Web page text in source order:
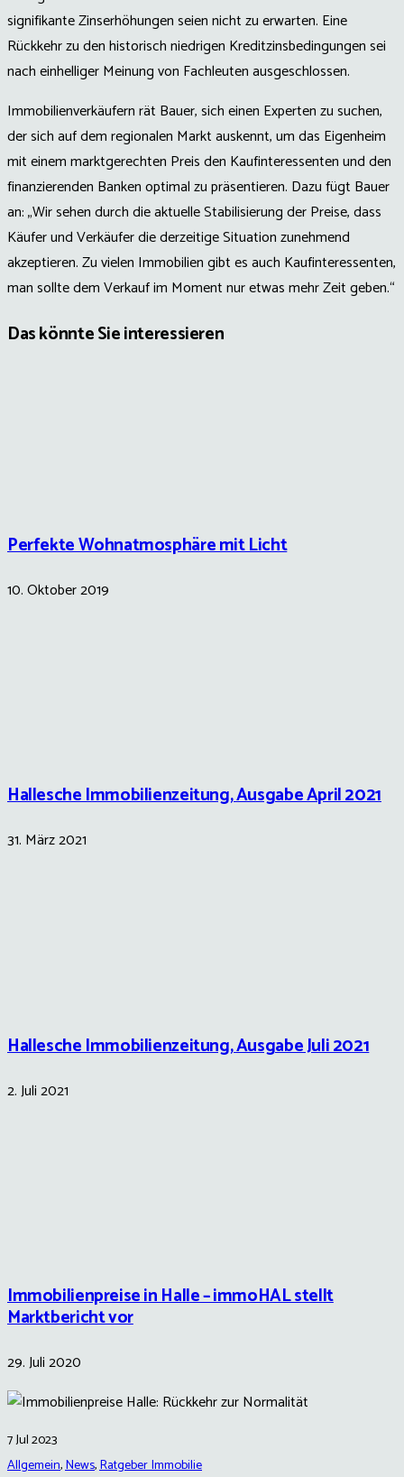
signifikante Zinserhöhungen seien nicht zu erwarten. Eine
Rückkehr zu den historisch niedrigen Kreditzinsbedingungen sei
nach einhelliger Meinung von Fachleuten ausgeschlossen.
Immobilienverkäufern rät Bauer, sich einen Experten zu suchen,
der sich auf dem regionalen Markt auskennt, um das Eigenheim
mit einem marktgerechten Preis den Kaufinteressenten und den
finanzierenden Banken optimal zu präsentieren. Dazu fügt Bauer
an: „Wir sehen durch die aktuelle Stabilisierung der Preise, dass
Käufer und Verkäufer die derzeitige Situation zunehmend
akzeptieren. Zu vielen Immobilien gibt es auch Kaufinteressenten,
man sollte dem Verkauf im Moment nur etwas mehr Zeit geben.“
Das könnte Sie interessieren
Perfekte Wohnatmosphäre mit Licht
10. Oktober 2019
Hallesche Immobilienzeitung, Ausgabe April 2021
31. März 2021
Hallesche Immobilienzeitung, Ausgabe Juli 2021
2. Juli 2021
Immobilienpreise in Halle – immoHAL stellt
Marktbericht vor
29. Juli 2020
7 Jul 2023
Allgemein,News,Ratgeber Immobilie